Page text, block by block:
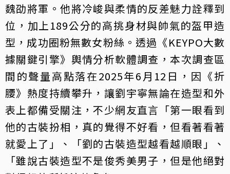
魏劭將軍。他將冷峻與柔情的反差魅力詮釋到
位，加上189公分的高挑身材與帥氣的盔甲造
型，成功圈粉無數女粉絲。透過《KEYPO大數
據關鍵引擎》輿情分析軟體調查，本次調查區
間的聲量高點落在2025年6月12日，因《折
腰》熱度持續攀升，讓劉宇寧無論在造型和外
表上都備受關注，不少網友直言「第一眼看到
他的古裝扮相，真的覺得不好看，但看著看著
就愛上了」、「劉的古裝造型越看越順眼」、
「雖說古裝造型不是俊秀美男子，但是他絕對